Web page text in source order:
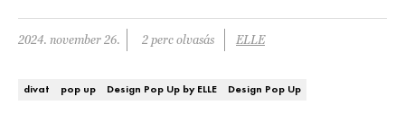
PSZICHÉ
2024. november 26. 2 perc olvasás ELLE
divat pop up Design Pop Up by ELLE Design Pop Up